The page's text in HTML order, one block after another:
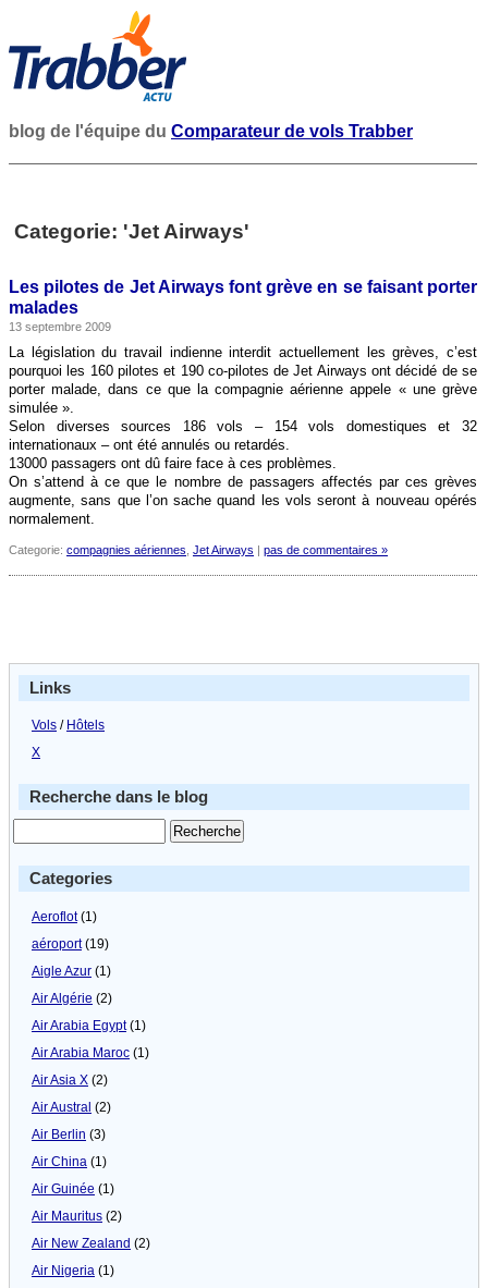
blog de l'équipe du Comparateur de vols Trabber
Categorie: 'Jet Airways'
Les pilotes de Jet Airways font grève en se faisant porter
malades
13 septembre 2009
La législation du travail indienne interdit actuellement les grèves, c’est
pourquoi les 160 pilotes et 190 co-pilotes de Jet Airways ont décidé de se
porter malade, dans ce que la compagnie aérienne appele « une grève
simulée ».
Selon diverses sources 186 vols – 154 vols domestiques et 32
internationaux – ont été annulés ou retardés.
13000 passagers ont dû faire face à ces problèmes.
On s’attend à ce que le nombre de passagers affectés par ces grèves
augmente, sans que l’on sache quand les vols seront à nouveau opérés
normalement.
Categorie: compagnies aériennes Jet Airways | pas de commentaires »
Links
Vols / Hôtels
X
Recherche dans le blog
Categories
Aeroflot(1)
aéroport(19)
Aigle Azur (1)
Air Algérie (2)
Air Arabia Egypt(1)
Air Arabia Maroc (1)
Air Asia X (2)
Air Austral (2)
Air Berlin (3)
Air China (1)
Air Guinée (1)
Air Mauritus (2)
Air New Zealand (2)
Air Nigeria (1)